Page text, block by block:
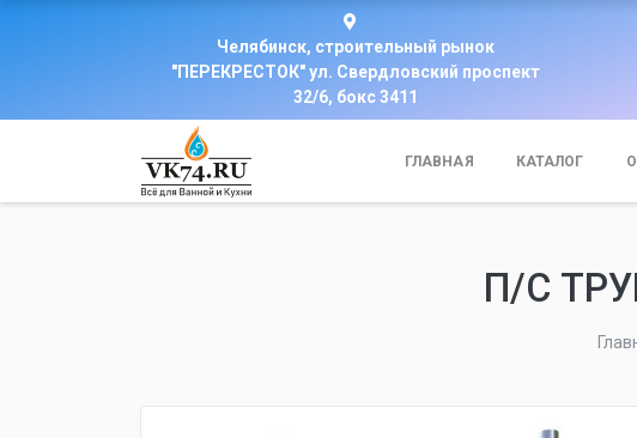
Челябинск, строительный рынок
"ПЕРЕКРЕСТОК" ул. Свердловский проспект
32/6, бокс 3411
ГЛАВНАЯ КАТАЛОГ
П/С